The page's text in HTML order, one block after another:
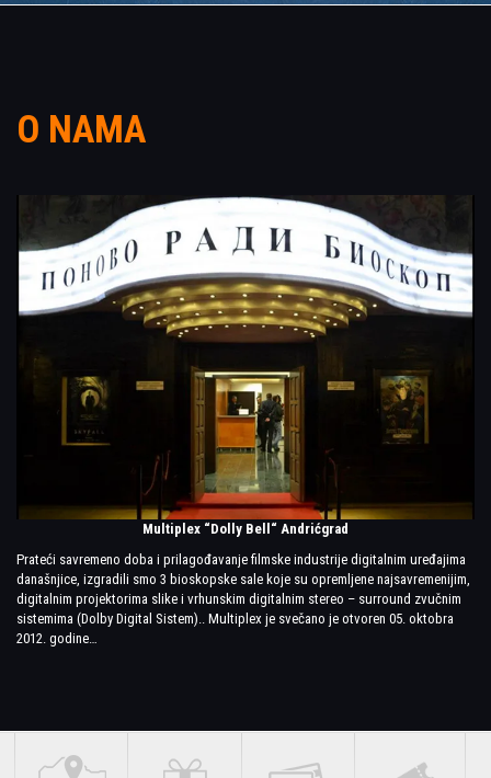
O NAMA
Multiplex “Dolly Bell“ Andrićgrad
Prateći savremeno doba i prilagođavanje filmske industrije digitalnim uređajima
današnjice, izgradili smo 3 bioskopske sale koje su opremljene najsavremenijim,
digitalnim projektorima slike i vrhunskim digitalnim stereo – surround zvučnim
sistemima (Dolby Digital Sistem).. Multiplex je svečano je otvoren 05. oktobra
2012. godine…